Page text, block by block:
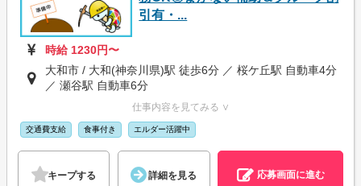
引有・...
時給 1230円〜
大和市 / 大和(神奈川県)駅 徒歩6分 ／ 桜ケ丘駅 自動車4分
／ 瀬谷駅 自動車6分
仕事内容を見てみる ∨
交通費支給 食事付き エルダー活躍中
キープする 詳細を見る 応募画面に進む